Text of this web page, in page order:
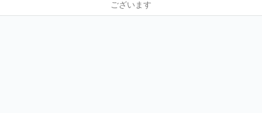
ございます